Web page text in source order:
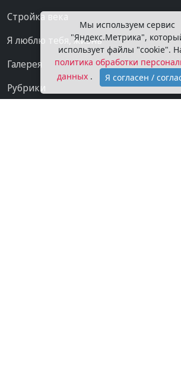
Стройка века
Я люблю тебя, жизнь
Галерея
Рубрики
Мы используем сервис
"Яндекс.Метрика",
использует файлы "cookie".
политика обработки
данных . Я согласен /